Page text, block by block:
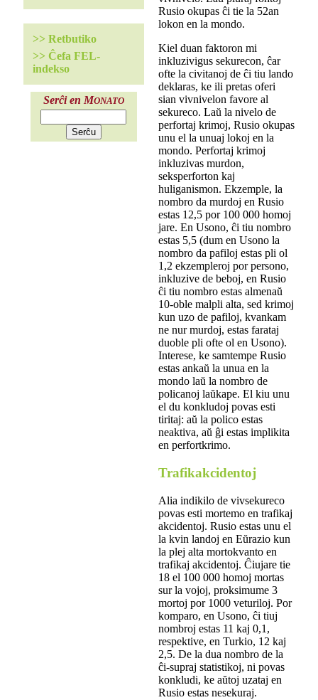
>> Retbutiko
>> Ĉefa FEL-
indekso
Serĉi en MONATO
Rusio okupas ĉi tie la 52an
lokon en la mondo.
Kiel duan faktoron mi
inkluzivigus sekurecon, ĉar
ofte la civitanoj de ĉi tiu lando
deklaras, ke ili pretas oferi
sian vivnivelon favore al
sekureco. Laŭ la nivelo de
perfortaj krimoj, Rusio okupas
unu el la unuaj lokoj en la
mondo. Perfortaj krimoj
inkluzivas murdon,
seksperforton kaj
huliganismon. Ekzemple, la
nombro da murdoj en Rusio
estas 12,5 por 100 000 homoj
jare. En Usono, ĉi tiu nombro
estas 5,5 (dum en Usono la
nombro da pafiloj estas pli ol
1,2 ekzempleroj por persono,
inkluzive de beboj, en Rusio
ĉi tiu nombro estas almenaŭ
10-oble malpli alta, sed krimoj
kun uzo de pafiloj, kvankam
ne nur murdoj, estas farataj
duoble pli ofte ol en Usono).
Interese, ke samtempe Rusio
estas ankaŭ la unua en la
mondo laŭ la nombro de
policanoj laŭkape. El kiu unu
el du konkludoj povas esti
tiritaj: aŭ la polico estas
neaktiva, aŭ ĝi estas implikita
en perfortkrimo.
Trafikakcidentoj
Alia indikilo de vivsekureco
povas esti mortemo en trafikaj
akcidentoj. Rusio estas unu el
la kvin landoj en Eŭrazio kun
la plej alta mortokvanto en
trafikaj akcidentoj. Ĉiujare tie
18 el 100 000 homoj mortas
sur la vojoj, proksimume 3
mortoj por 1000 veturiloj. Por
komparo, en Usono, ĉi tiuj
nombroj estas 11 kaj 0,1,
respektive, en Turkio, 12 kaj
2,5. De la dua nombro de la
ĉi-supraj statistikoj, ni povas
konkludi, ke aŭtoj uzataj en
Rusio estas nesekuraj.